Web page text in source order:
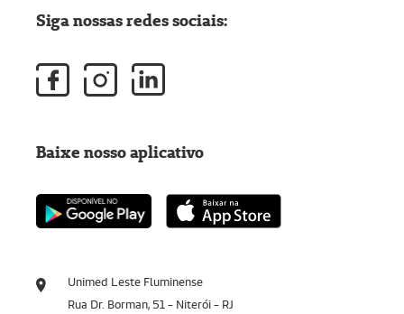
Unimed Leste Fluminense
Rua Dr. Borman, 51 - Niterói - RJ
Siga nossas redes sociais:
Baixe nosso aplicativo